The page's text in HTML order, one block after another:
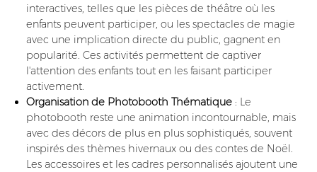
interactives, telles que les pièces de théâtre où les
enfants peuvent participer, ou les spectacles de magie
avec une implication directe du public, gagnent en
popularité. Ces activités permettent de captiver
l'attention des enfants tout en les faisant participer
activement.
Organisation de Photobooth Thématique : Le
photobooth reste une animation incontournable, mais
avec des décors de plus en plus sophistiqués, souvent
inspirés des thèmes hivernaux ou des contes de Noël.
Les accessoires et les cadres personnalisés ajoutent une